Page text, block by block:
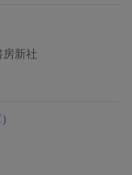
房新社